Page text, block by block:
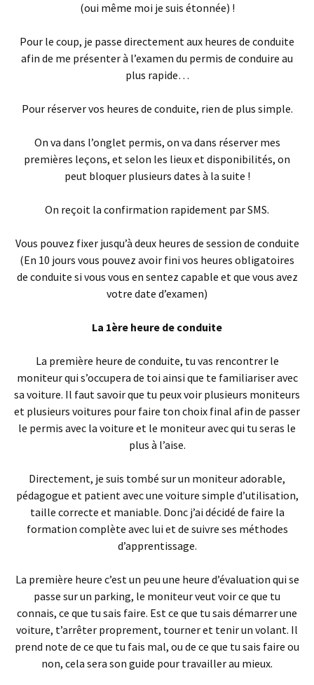
(oui même moi je suis étonnée) !
Pour le coup, je passe directement aux heures de conduite
afin de me présenter à l’examen du permis de conduire au
plus rapide…
Pour réserver vos heures de conduite, rien de plus simple.
On va dans l’onglet permis, on va dans réserver mes
premières leçons, et selon les lieux et disponibilités, on
peut bloquer plusieurs dates à la suite !
On reçoit la confirmation rapidement par SMS.
Vous pouvez fixer jusqu’à deux heures de session de conduite
(En 10 jours vous pouvez avoir fini vos heures obligatoires
de conduite si vous vous en sentez capable et que vous avez
votre date d’examen)
La 1ère heure de conduite
La première heure de conduite, tu vas rencontrer le
moniteur qui s’occupera de toi ainsi que te familiariser avec
sa voiture. Il faut savoir que tu peux voir plusieurs moniteurs
et plusieurs voitures pour faire ton choix final afin de passer
le permis avec la voiture et le moniteur avec qui tu seras le
plus à l’aise.
Directement, je suis tombé sur un moniteur adorable,
pédagogue et patient avec une voiture simple d’utilisation,
taille correcte et maniable. Donc j’ai décidé de faire la
formation complète avec lui et de suivre ses méthodes
d’apprentissage.
La première heure c’est un peu une heure d’évaluation qui se
passe sur un parking, le moniteur veut voir ce que tu
connais, ce que tu sais faire. Est ce que tu sais démarrer une
voiture, t’arrêter proprement, tourner et tenir un volant. Il
prend note de ce que tu fais mal, ou de ce que tu sais faire ou
non, cela sera son guide pour travailler au mieux.